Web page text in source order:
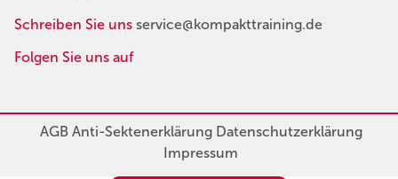
Schreiben Sie uns service@kompakttraining.de
Folgen Sie uns auf
AGBAnti-SektenerklärungDatenschutzerklärung
Impressum